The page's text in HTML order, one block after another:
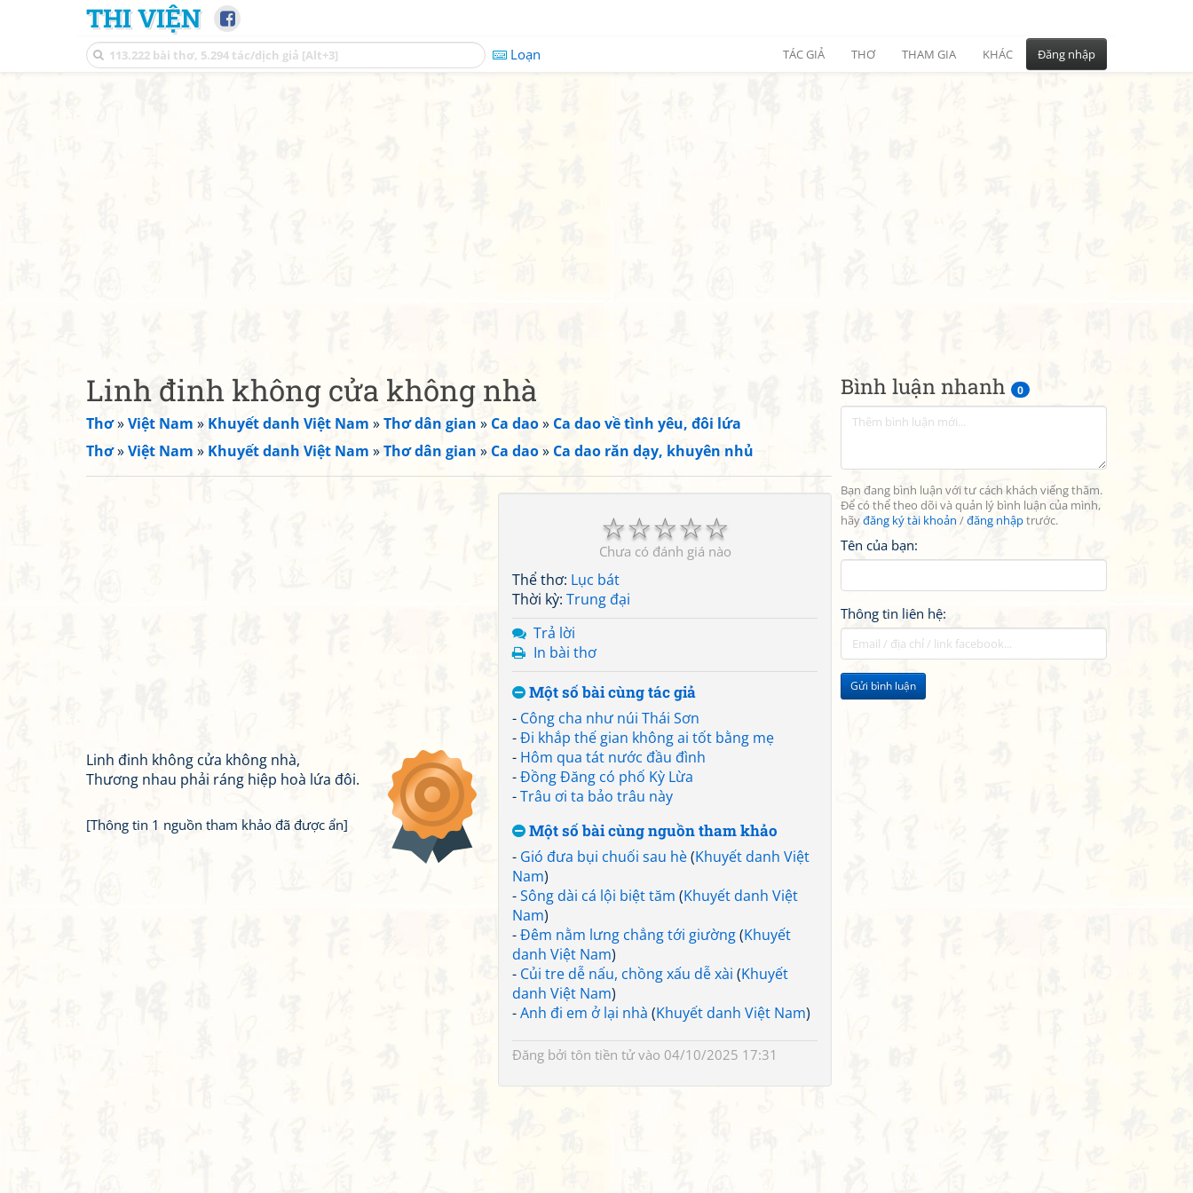
THI VIỆN
Loạn TÁC GIẢ THƠ THAM GIA KHÁC Đăng nhập
Bình luận nhanh 0
Bạn đang bình luận với tư cách khách viếng thăm.
Để có thể theo dõi và quản lý bình luận của mình,
hãyđăng ký tài khoản /đăng nhậptrước.
Tên của bạn:
Thông tin liên hệ:
Gửi bình luận
Linh đinh không cửa không nhà
Thơ»Việt Nam » Khuyết danh Việt Nam »Thơ dân gian » Ca dao» Ca dao về tình yêu, đôi lứa
Thơ»Việt Nam » Khuyết danh Việt Nam »Thơ dân gian » Ca dao» Ca dao răn dạy, khuyên nhủ
☆
☆
☆
☆
☆
Chưa có đánh giá nào
Thể thơ: Lục bát
Thời kỳ: Trung đại
Trả lời
In bài thơ
Một số bài cùng tác giả
- Công cha như núi Thái Sơn
-Đi khắp thế gian không ai tốt bằng mẹ
- Hôm qua tát nước đầu đình
-Đồng Đăng có phố Kỳ Lừa
-Trâu ơi ta bảo trâu này
Một số bài cùng nguồn tham khảo
- Gió đưa bụi chuối sau hè(Khuyết danh Việt
Nam)
-Sông dài cá lội biệt tăm (Khuyết danh Việt
Nam)
-Đêm nằm lưng chẳng tới giường(Khuyết
danh Việt Nam)
- Củi tre dễ nấu, chồng xấu dễ xài (Khuyết
danh Việt Nam)
-Anh đi em ở lại nhà (Khuyết danh Việt Nam)
Đăng bởi tôn tiền tửvào 04/10/2025 17:31
Linh đinh không cửa không nhà,
Thương nhau phải ráng hiệp hoà lứa đôi.
[Thông tin 1 nguồn tham khảo đã được ẩn]